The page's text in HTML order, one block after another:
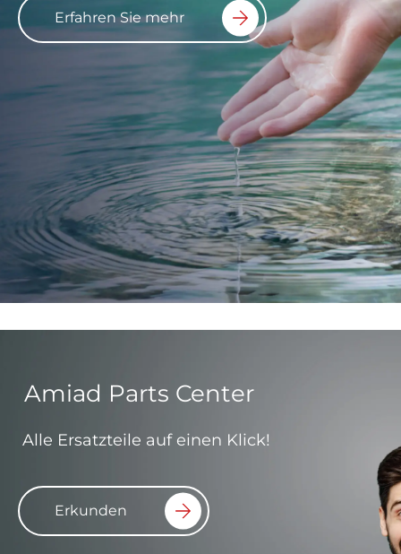
Erfahren Sie mehr
Amiad Parts Center
Alle Ersatzteile auf einen Klick!
Erkunden